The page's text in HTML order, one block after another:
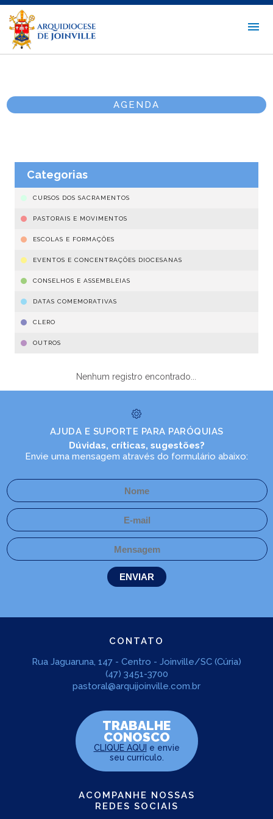
AGENDA
Categorias
CURSOS DOS SACRAMENTOS
PASTORAIS E MOVIMENTOS
ESCOLAS E FORMAÇÕES
EVENTOS E CONCENTRAÇÕES DIOCESANAS
CONSELHOS E ASSEMBLEIAS
DATAS COMEMORATIVAS
CLERO
OUTROS
Nenhum registro encontrado...
AJUDA E SUPORTE PARA PARÓQUIAS
Dúvidas, críticas, sugestões?
Envie uma mensagem através do formulário abaixo:
CONTATO
Rua Jaguaruna, 147 - Centro - Joinville/SC (Cúria)
(47) 3451-3700
pastoral@arquijoinville.com.br
TRABALHE
CONOSCO
CLIQUE AQUI e envie
seu curriculo.
ACOMPANHE NOSSAS
REDES SOCIAIS